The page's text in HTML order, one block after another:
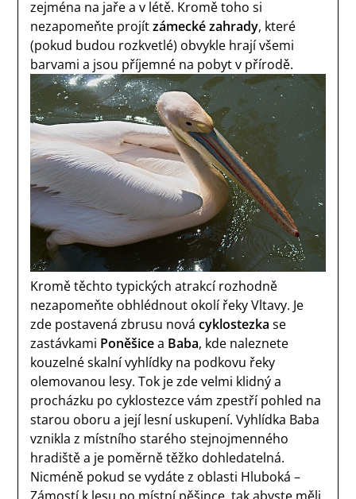
zejména na jaře a v létě. Kromě toho si
nezapomeňte projítzámecké zahrady, které
(pokud budou rozkvetlé) obvykle hrají všemi
barvami a jsou příjemné na pobyt v přírodě.
Kromě těchto typických atrakcí rozhodně
nezapomeňte obhlédnout okolí řeky Vltavy. Je
zde postavená zbrusu novácyklostezka se
zastávkami Poněšicea Baba, kde naleznete
kouzelné skalní vyhlídky na podkovu řeky
olemovanou lesy. Tok je zde velmi klidný a
procházku po cyklostezce vám zpestří pohled na
starou oboru a její lesní uskupení. Vyhlídka Baba
vznikla z místního starého stejnojmenného
hradiště a je poměrně těžko dohledatelná.
Nicméně pokud se vydáte z oblasti Hluboká –